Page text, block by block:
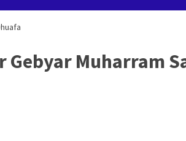
Gebyar Muharram